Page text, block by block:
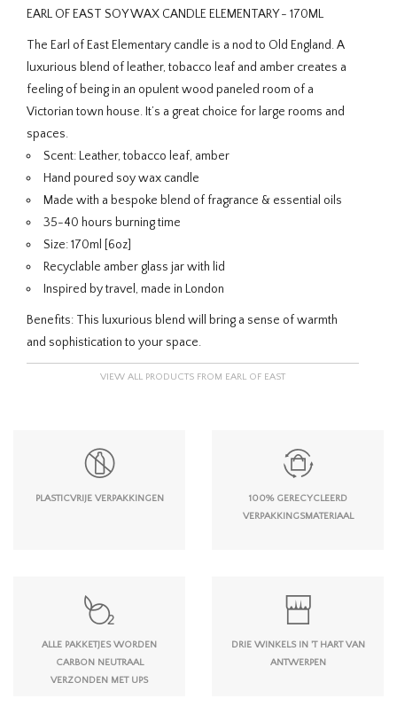
EARL OF EAST SOY WAX CANDLE ELEMENTARY - 170ML
The Earl of East Elementary candle is a nod to Old England. A
luxurious blend of leather, tobacco leaf and amber creates a
feeling of being in an opulent wood paneled room of a
Victorian town house. It’s a great choice for large rooms and
spaces.
Scent: Leather, tobacco leaf, amber
Hand poured soy wax candle
Made with a bespoke blend of fragrance & essential oils
35-40 hours burning time
Size: 170ml [6oz]
Recyclable amber glass jar with lid
Inspired by travel, made in London
Benefits: This luxurious blend will bring a sense of warmth
and sophistication to your space.
VIEW ALL PRODUCTS FROM EARL OF EAST
PLASTICVRIJE VERPAKKINGEN
100% GERECYCLEERD
VERPAKKINGSMATERIAAL
ALLE PAKKETJES WORDEN
CARBON NEUTRAAL
VERZONDEN MET UPS
DRIE WINKELS IN 'T HART VAN
ANTWERPEN